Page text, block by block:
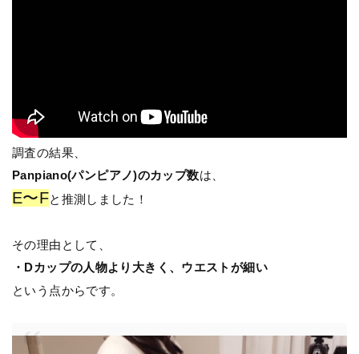
調査の結果、
Panpiano(パンピアノ)のカップ数は、
E〜Fと推測しました！
その理由として、
・Dカップの人物より大きく、ウエストが細い
という点からです。